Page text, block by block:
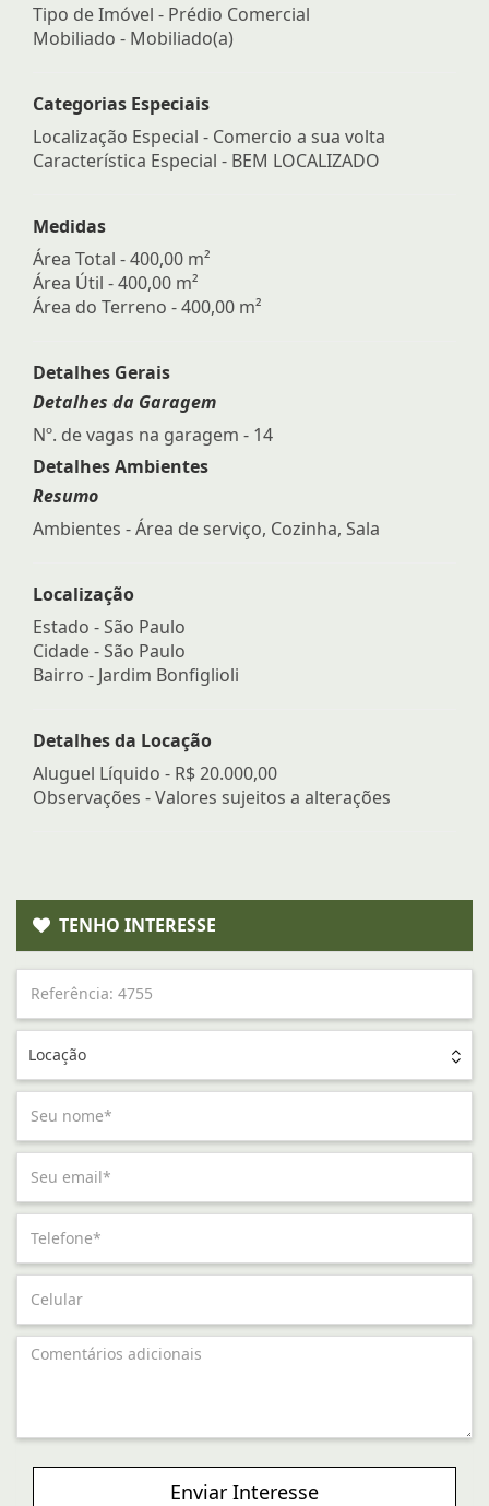
Tipo de Imóvel - Prédio Comercial
Mobiliado - Mobiliado(a)
Categorias Especiais
Localização Especial - Comercio a sua volta
Característica Especial - BEM LOCALIZADO
Medidas
Área Total - 400,00 m²
Área Útil - 400,00 m²
Área do Terreno - 400,00 m²
Detalhes Gerais
Detalhes da Garagem
Nº. de vagas na garagem - 14
Detalhes Ambientes
Resumo
Ambientes - Área de serviço, Cozinha, Sala
Localização
Estado -São Paulo
Cidade -São Paulo
Bairro - Jardim Bonfiglioli
Detalhes da Locação
Aluguel Líquido - R$ 20.000,00
Observações - Valores sujeitos a alterações
TENHO INTERESSE
Locação
Enviar Interesse